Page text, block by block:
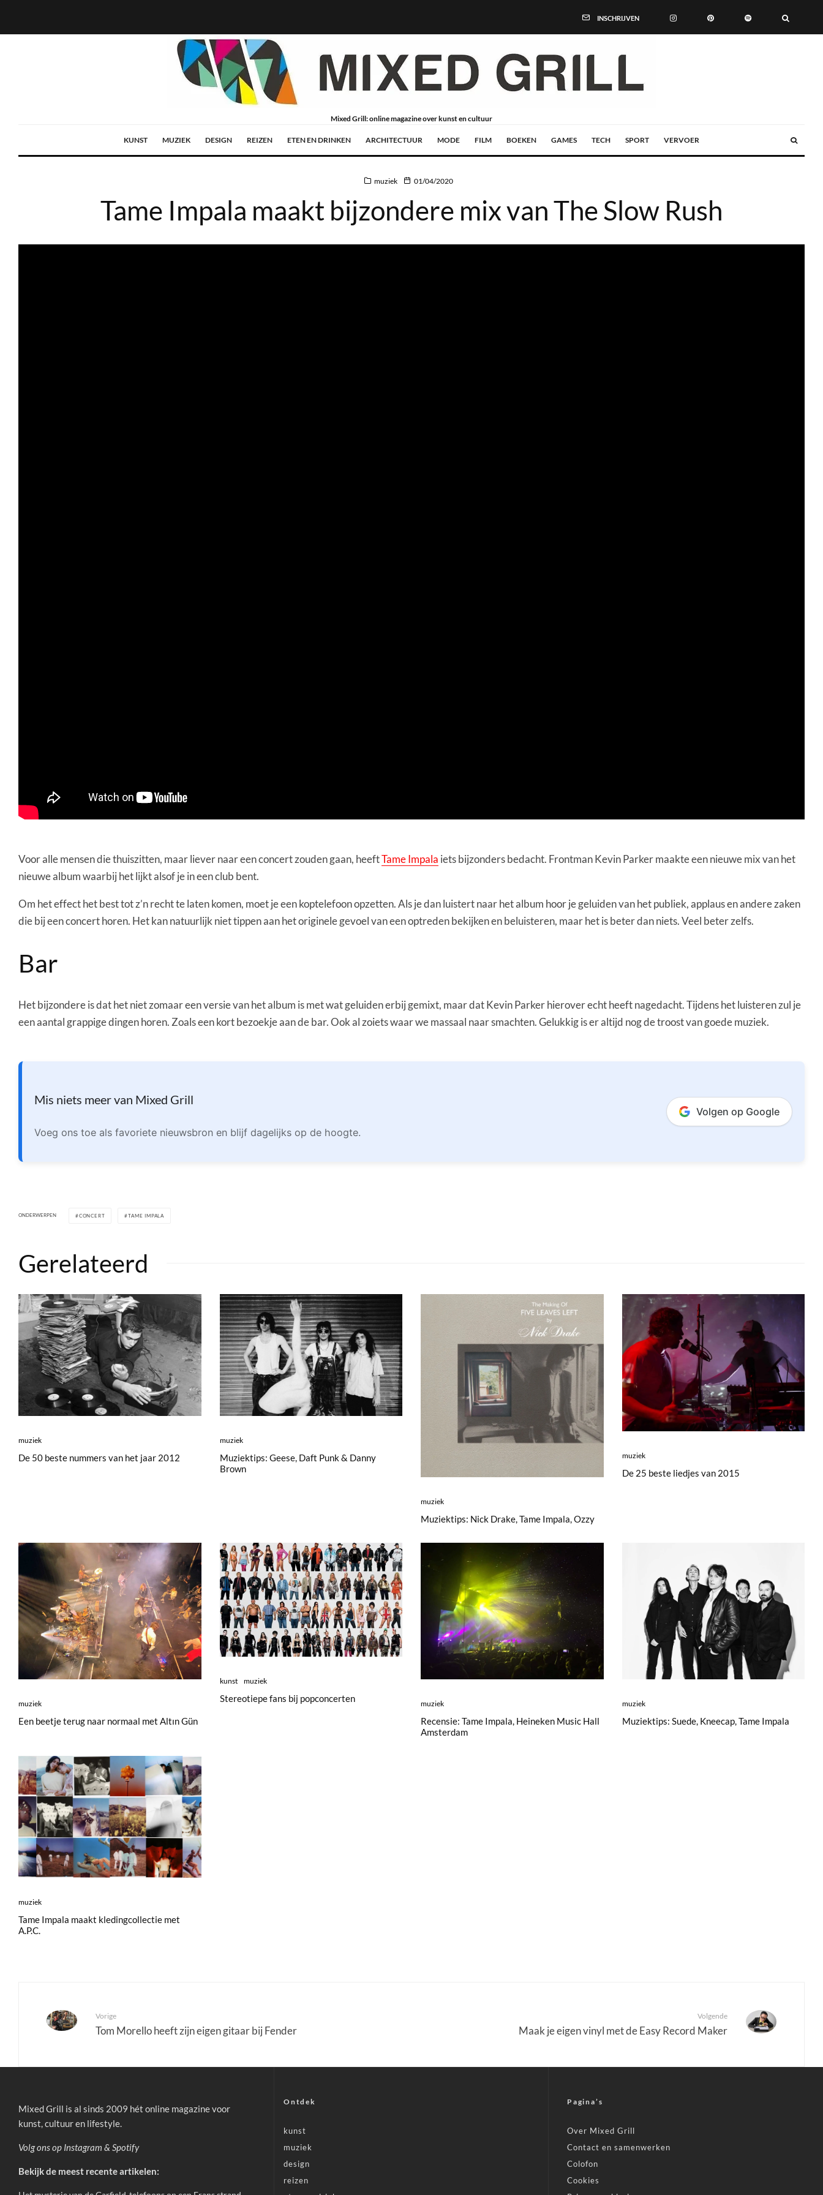
INSCHRIJVEN
Mixed Grill: online magazine over kunst en cultuur
KUNST MUZIEK DESIGN REIZEN ETEN EN DRINKEN ARCHITECTUUR MODE FILM BOEKEN GAMES TECH SPORT VERVOER
muziek 01/04/2020
Tame Impala maakt bijzondere mix van The Slow Rush
Voor alle mensen die thuiszitten, maar liever naar een concert zouden gaan, heeftTame Impala iets bijzonders bedacht. Frontman Kevin Parker maakte een nieuwe mix van het
nieuwe album waarbij het lijkt alsof je in een club bent.
Om het effect het best tot z’n recht te laten komen, moet je een koptelefoon opzetten. Als je dan luistert naar het album hoor je geluiden van het publiek, applaus en andere zaken
die bij een concert horen. Het kan natuurlijk niet tippen aan het originele gevoel van een optreden bekijken en beluisteren, maar het is beter dan niets. Veel beter zelfs.
Bar
Het bijzondere is dat het niet zomaar een versie van het album is met wat geluiden erbij gemixt, maar dat Kevin Parker hierover echt heeft nagedacht. Tijdens het luisteren zul je
een aantal grappige dingen horen. Zoals een kort bezoekje aan de bar. Ook al zoiets waar we massaal naar smachten. Gelukkig is er altijd nog de troost van goede muziek.
Mis niets meer van Mixed Grill
Voeg ons toe als favoriete nieuwsbron en blijf dagelijks op de hoogte.
Volgen op Google
ONDERWERPEN CONCERT TAME IMPALA
Gerelateerd
muziek
De 50 beste nummers van het jaar 2012
muziek
Muziektips: Geese, Daft Punk & Danny
Brown
muziek
Muziektips: Nick Drake, Tame Impala, Ozzy
muziek
De 25 beste liedjes van 2015
muziek
Een beetje terug naar normaal met Altın Gün
kunst muziek
Stereotiepe fans bij popconcerten muziek
Recensie: Tame Impala, Heineken Music Hall
Amsterdam
muziek
Muziektips: Suede, Kneecap, Tame Impala
muziek
Tame Impala maakt kledingcollectie met
A.P.C.
Vorige
Tom Morello heeft zijn eigen gitaar bij Fender
Volgende
Maak je eigen vinyl met de Easy Record Maker
Mixed Grill is al sinds 2009 hét online magazine voor
kunst, cultuur en lifestyle.
Volg ons op Instagram & Spotify
Bekijk de meest recente artikelen:
Ontdek
kunst
muziek
design
reizen
Pagina’s
Over Mixed Grill
Contact en samenwerken
Colofon
Cookies